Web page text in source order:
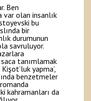
Ben
var olan insanlık
bu
bir
durumunun
savruluyor.
tanımlamak
yapma’,
benzetmeler
kahramanları da